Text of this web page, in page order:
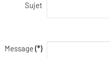
Sujet
Message (*)